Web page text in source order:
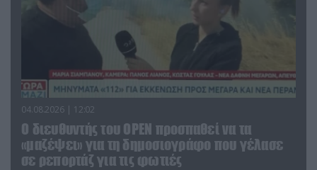
04.08.2026 | 12:02
O διευθυντής του OPEN προσπαθεί να τα
«μαζέψει» για τη δημοσιογράφο που γέλασε
σε ρεπορτάζ για τις φωτιές